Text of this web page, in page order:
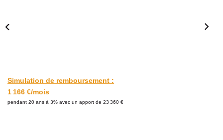
Simulation de remboursement :
1 166 €/mois
pendant 20 ans à 3% avec un apport de 23 360 €